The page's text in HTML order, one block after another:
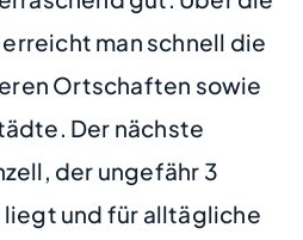
man schnell die
Ortschaften sowie
Der nächste
der ungefähr 3
und für alltägliche